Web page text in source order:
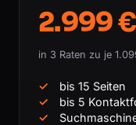
2.999 €
in 3 Raten zu je
bis 15 Seiten
bis 5